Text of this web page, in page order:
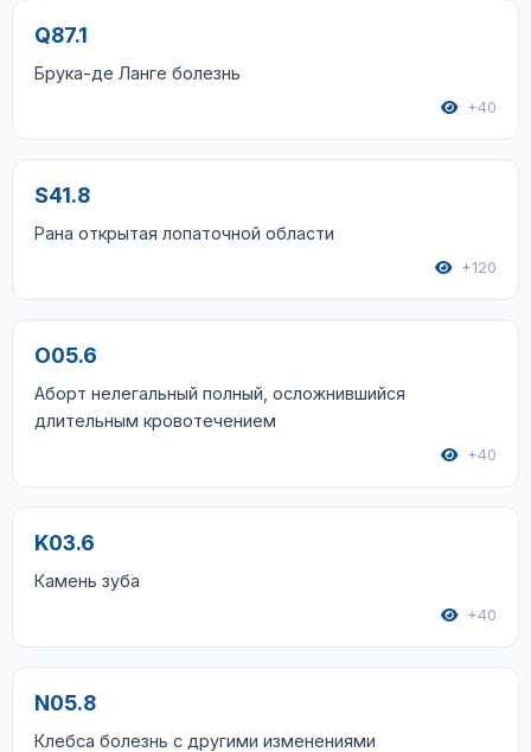
Q87.1
Брука-де Ланге болезнь
+40
S41.8
Рана открытая лопаточной области
+120
O05.6
Аборт нелегальный полный, осложнившийся
длительным кровотечением
+40
K03.6
Камень зуба
+40
N05.8
Клебса болезнь с другими изменениями